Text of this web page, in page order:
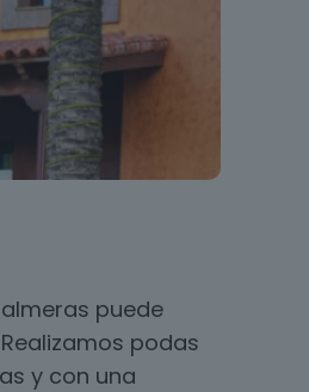
puede
podas
y con una